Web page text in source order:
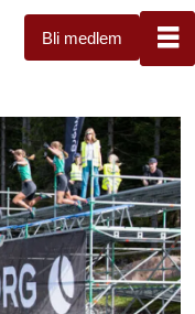
Bli medlem